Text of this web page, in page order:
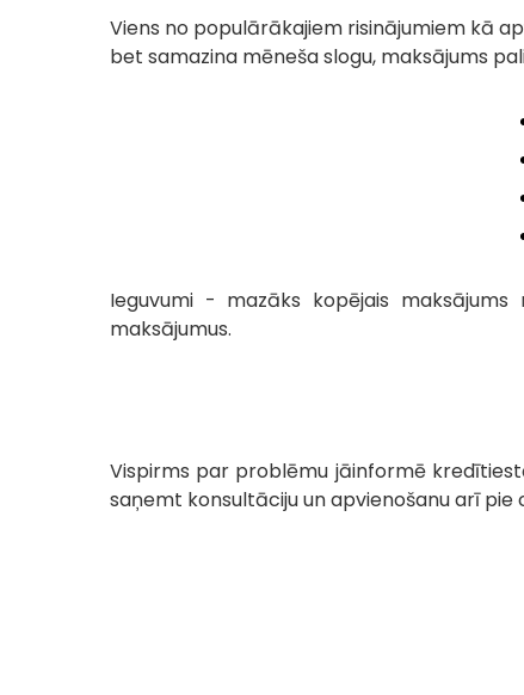
Viens no populārākajiem risinājumiem kā
bet samazina mēneša slogu, maksājums
Ieguvumi - mazāks kopējais
maksājumus.
Vispirms par problēmu jāinformē
saņemt konsultāciju un apvienošanu arī pie